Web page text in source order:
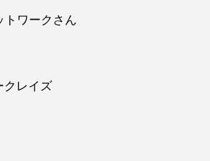
トワークさん
クレイズ